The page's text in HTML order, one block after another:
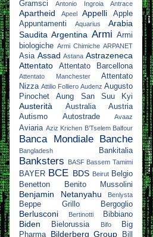
Gramsci Antonio Ingroia Antrace
Apartheid Apeel Appelli
Apple
Appuntamenti
Aquarius
Arabia
Saudita Argentina Armi Armi
biologiche Armi Chimiche ARPANET
Asia Assad Astana Astrazeneca
Attentato
Attentato Barcellona
Attentato Manchester
Attentato
Nizza Attilio Folliero Audenz Augusto
Pinochet
Aung San Suu Kyi
Austerità Australia
Austria
Autismo
Autostrade Avaaz
Aviaria Aziz Krichen B’Tselem Balfour
Banca Mondiale Banche
Bangladesh Bankitalia
Banksters BASF Bassem Tamimi
BAYER BCE BDS Beirut Belgio
Benetton
Benito Mussolini
Benjamin Netanyahu Benlysta
Beppe Grillo Bergoglio
Berlusconi Bertinotti Bibbiano
Biden Bielorussia Bifo
Big
Pharma
Bilderberg Group
Bill